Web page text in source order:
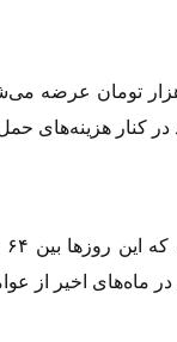
کنار هزینه‌های
ماه‌های اخیر از